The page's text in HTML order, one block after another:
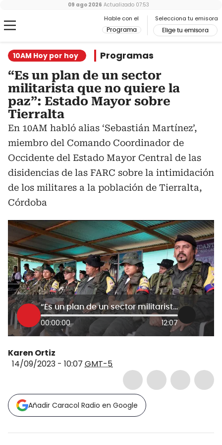
Hable con el
Programa
Selecciona tu emisora
Elige tu emisora
09 ago 2026 Actualizado 07:53
10AM Hoy por hoy Programas
“Es un plan de un sector
militarista que no quiere la
paz”: Estado Mayor sobre
Tierralta
En 10AM habló alias ‘Sebastián Martínez’,
miembro del Comando Coordinador de
Occidente del Estado Mayor Central de las
disidencias de las FARC sobre la intimidación
de los militares a la población de Tierralta,
Córdoba
“Es un plan de un sector militarista que no quiere la paz”: Estado Mayor sobre Tierralta
00:00:00 12:07
Karen Ortiz
14/09/2023 - 10:07 GMT-5
Añadir Caracol Radio en Google